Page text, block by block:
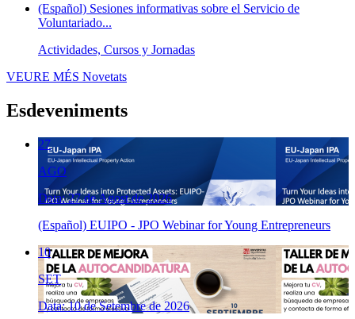
(Español) Sesiones informativas sobre el Servicio de
Voluntariado...
Actividades, Cursos y Jornadas
VEURE MÉS Novetats
Esdeveniments
27
AGO
Data: 27 de Agost de 2026
(Español) EUIPO - JPO Webinar for Young Entrepreneurs
10
SET
Data: 10 de Setembre de 2026